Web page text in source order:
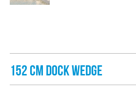
152 CM DOCK WEDGE